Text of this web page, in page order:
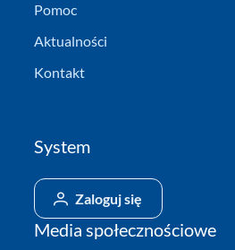
Pomoc
Aktualności
Kontakt
System
Zaloguj się
Media społecznościowe